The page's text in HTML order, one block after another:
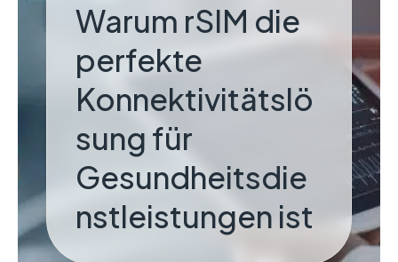
Warum rSIM die
perfekte
Konnektivitätslö
sung für
Gesundheitsdie
nstleistungen ist